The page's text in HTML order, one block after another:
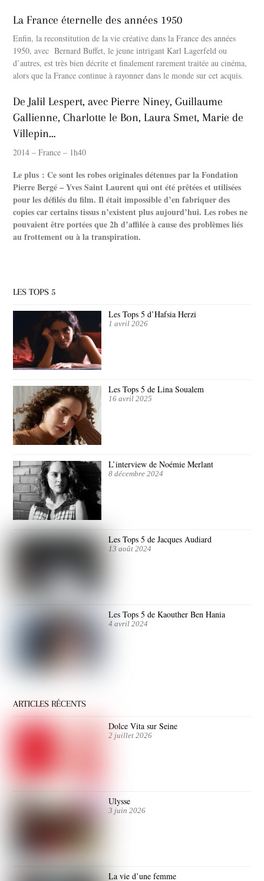
La France éternelle des années 1950
Enfin, la reconstitution de la vie créative dans la France des années
1950, avec Bernard Buffet, le jeune intrigant Karl Lagerfeld ou
d’autres, est très bien décrite et finalement rarement traitée au cinéma,
alors que la France continue à rayonner dans le monde sur cet acquis.
De Jalil Lespert, avec Pierre Niney, Guillaume
Gallienne, Charlotte le Bon, Laura Smet, Marie de
Villepin…
2014 – France – 1h40
Le plus : Ce sont les robes originales détenues par la Fondation
Pierre Bergé – Yves Saint Laurent qui ont été prêtées et utilisées
pour les défilés du film. Il était impossible d’en fabriquer des
copies car certains tissus n’existent plus aujourd’hui. Les robes ne
pouvaient être portées que 2h d’affilée à cause des problèmes liés
au frottement ou à la transpiration.
LES TOPS 5
Les Tops 5 d’Hafsia Herzi
1 avril 2026
Les Tops 5 de Lina Soualem
16 avril 2025
L’interview de Noémie Merlant
8 décembre 2024
Les Tops 5 de Jacques Audiard
13 août 2024
Les Tops 5 de Kaouther Ben Hania
4 avril 2024
ARTICLES RÉCENTS
Dolce Vita sur Seine
2 juillet 2026
Ulysse
3 juin 2026
La vie d’une femme